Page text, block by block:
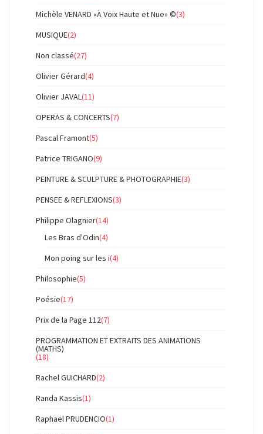
Michèle VENARD «À Voix Haute et Nue» ©(3)
MUSIQUE(2)
Non classé(27)
Olivier Gérard(4)
Olivier JAVAL(11)
OPERAS & CONCERTS(7)
Pascal Framont(5)
Patrice TRIGANO(9)
PEINTURE & SCULPTURE & PHOTOGRAPHIE(3)
PENSEE & REFLEXIONS(3)
Philippe Olagnier(14)
Les Bras d'Odin(4)
Mon poing sur les i(4)
Philosophie(5)
Poésie(17)
Prix de la Page 112(7)
PROGRAMMATION ET EXTRAITS DES ANIMATIONS
(MATHS)
(18)
Rachel GUICHARD(2)
Randa Kassis(1)
Raphaël PRUDENCIO(1)